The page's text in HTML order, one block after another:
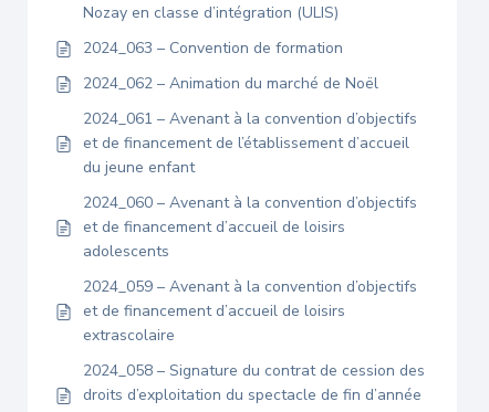
Nozay en classe d’intégration (ULIS)
2024_063 – Convention de formation
2024_062 – Animation du marché de Noël
2024_061 – Avenant à la convention d’objectifs
et de financement de l’établissement d’accueil
du jeune enfant
2024_060 – Avenant à la convention d’objectifs
et de financement d’accueil de loisirs
adolescents
2024_059 – Avenant à la convention d’objectifs
et de financement d’accueil de loisirs
extrascolaire
2024_058 – Signature du contrat de cession des
droits d’exploitation du spectacle de fin d’année